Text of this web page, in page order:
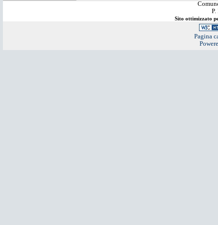
Sito ottimizzato
Pagina